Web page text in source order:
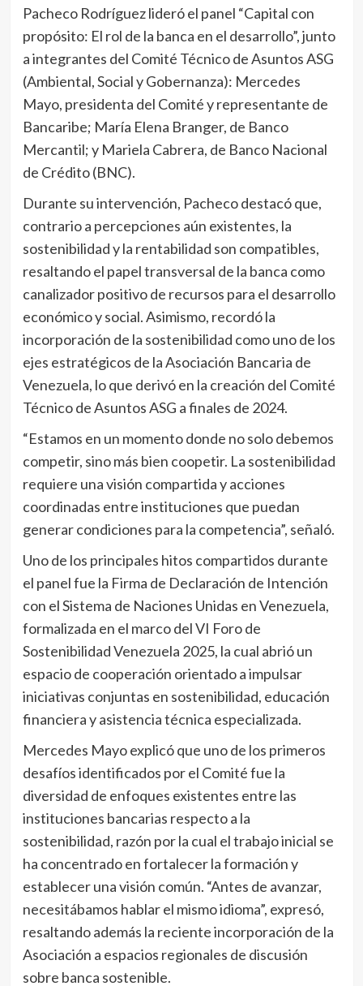
Pacheco Rodríguez lideró el panel “Capital con
propósito: El rol de la banca en el desarrollo”, junto
a integrantes del Comité Técnico de Asuntos ASG
(Ambiental, Social y Gobernanza): Mercedes
Mayo, presidenta del Comité y representante de
Bancaribe; María Elena Branger, de Banco
Mercantil; y Mariela Cabrera, de Banco Nacional
de Crédito (BNC).
Durante su intervención, Pacheco destacó que,
contrario a percepciones aún existentes, la
sostenibilidad y la rentabilidad son compatibles,
resaltando el papel transversal de la banca como
canalizador positivo de recursos para el desarrollo
económico y social. Asimismo, recordó la
incorporación de la sostenibilidad como uno de los
ejes estratégicos de la Asociación Bancaria de
Venezuela, lo que derivó en la creación del Comité
Técnico de Asuntos ASG a finales de 2024.
“Estamos en un momento donde no solo debemos
competir, sino más bien coopetir. La sostenibilidad
requiere una visión compartida y acciones
coordinadas entre instituciones que puedan
generar condiciones para la competencia”, señaló.
Uno de los principales hitos compartidos durante
el panel fue la Firma de Declaración de Intención
con el Sistema de Naciones Unidas en Venezuela,
formalizada en el marco del VI Foro de
Sostenibilidad Venezuela 2025, la cual abrió un
espacio de cooperación orientado a impulsar
iniciativas conjuntas en sostenibilidad, educación
financiera y asistencia técnica especializada.
Mercedes Mayo explicó que uno de los primeros
desafíos identificados por el Comité fue la
diversidad de enfoques existentes entre las
instituciones bancarias respecto a la
sostenibilidad, razón por la cual el trabajo inicial se
ha concentrado en fortalecer la formación y
establecer una visión común. “Antes de avanzar,
necesitábamos hablar el mismo idioma”, expresó,
resaltando además la reciente incorporación de la
Asociación a espacios regionales de discusión
sobre banca sostenible.